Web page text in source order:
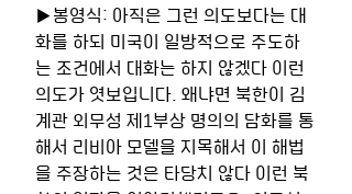
▶봉영식: 아직은 그런 의도보다는 대
화를 하되 미국이 일방적으로 주도하
는 조건에서 대화는 하지 않겠다 이런
의도가 엿보입니다. 왜냐면 북한이 김
계관 외무성 제1부상 명의의 담화를 통
해서 리비아 모델을 지목해서 이 해법
을 주장하는 것은 타당치 않다 이런 북